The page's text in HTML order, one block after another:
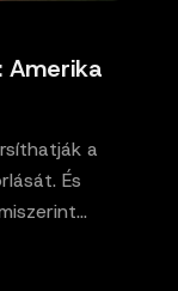
Amerika
a
És